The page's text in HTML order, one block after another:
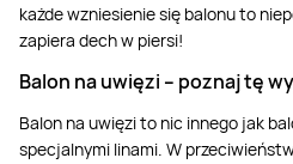
każde wzniesienie się balonu to
zapiera dech w piersi!
Balon na uwięzi – poznaj tę
Balon na uwięzi to nic innego jak
specjalnymi linami. W